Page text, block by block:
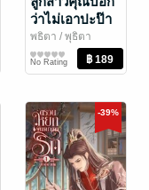
ว่าไม่เอาปะป๊า
ใจร้าย
พธิตา / พุธิตา
นิยายรัก
No Rating
-39%